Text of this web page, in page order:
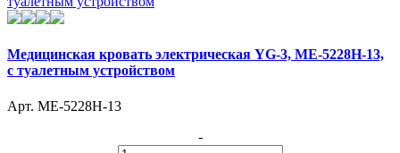
Медицинская кровать электрическая YG-3, МЕ-5228Н-13,
c туалетным устройством
Арт. МЕ-5228Н-13
-